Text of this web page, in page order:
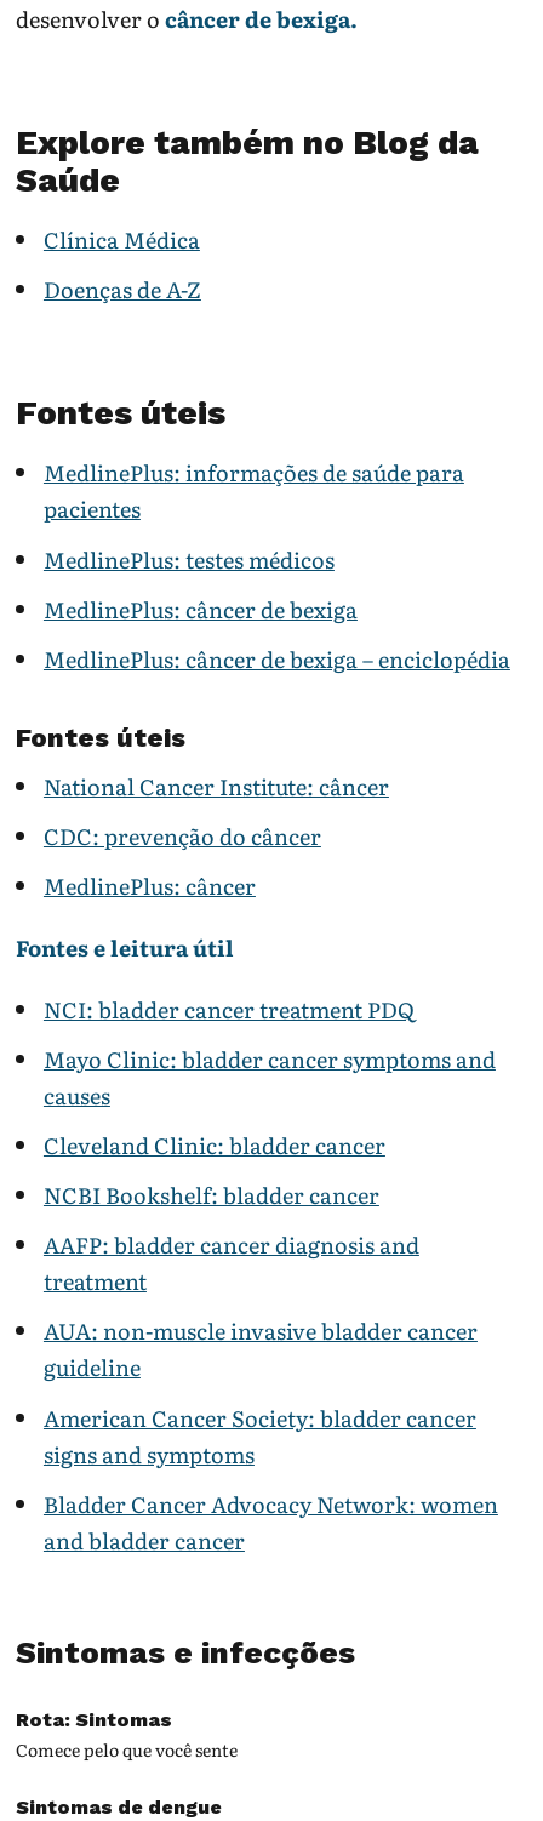
desenvolver ocâncer de bexiga.
Explore também no Blog da
Saúde
Clínica Médica
Doenças de A-Z
Fontes úteis
MedlinePlus: informações de saúde para
pacientes
MedlinePlus: testes médicos
MedlinePlus: câncer de bexiga
MedlinePlus: câncer de bexiga – enciclopédia
Fontes úteis
National Cancer Institute: câncer
CDC: prevenção do câncer
MedlinePlus: câncer
Fontes e leitura útil
NCI: bladder cancer treatment PDQ
Mayo Clinic: bladder cancer symptoms and
causes
Cleveland Clinic: bladder cancer
NCBI Bookshelf: bladder cancer
AAFP: bladder cancer diagnosis and
treatment
AUA: non-muscle invasive bladder cancer
guideline
American Cancer Society: bladder cancer
signs and symptoms
Bladder Cancer Advocacy Network: women
and bladder cancer
Sintomas e infecções
Rota: Sintomas
Comece pelo que você sente
Sintomas de dengue